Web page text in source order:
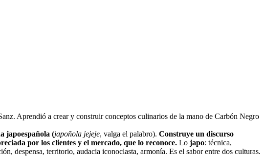
Aprendió a crear y construir conceptos culinarios de la mano de Carbón Negro
japoespañola (japoñola jejeje, valga el palabro). Construye un discurso
por los clientes y el mercado, que lo reconoce. Lo japo: técnica,
despensa, territorio, audacia iconoclasta, armonía. Es el sabor entre dos culturas.